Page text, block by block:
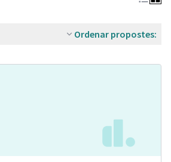
Ordenar propostes: